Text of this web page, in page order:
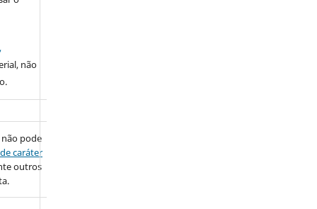
não
pode
caráter
outros